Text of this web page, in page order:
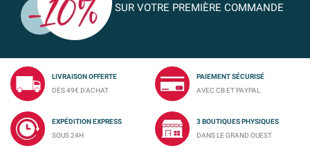
SUR VOTRE PREMIÈRE COMMANDE
LIVRAISON OFFERTE
DÈS 49€ D'ACHAT
PAIEMENT SÉCURISÉ
AVEC CB ET PAYPAL
EXPÉDITION EXPRESS
SOUS 24H
3 BOUTIQUES PHYSIQUES
DANS LE GRAND OUEST